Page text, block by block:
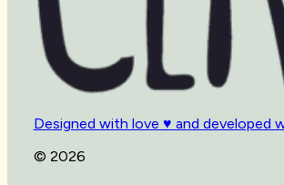
Designed with love ♥ and developed
© 2026